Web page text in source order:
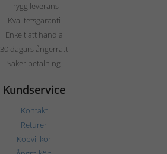
Trygg leverans
Kvalitetsgaranti
Enkelt att handla
30 dagars ångerrätt
Säker betalning
Kundservice
Kontakt
Returer
Köpvillkor